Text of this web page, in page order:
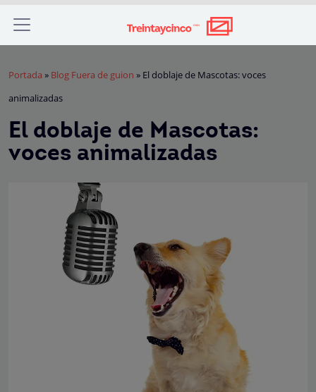
Portada » Blog Fuera de guion » El doblaje de Mascotas: voces
animalizadas
El doblaje de Mascotas:
voces animalizadas